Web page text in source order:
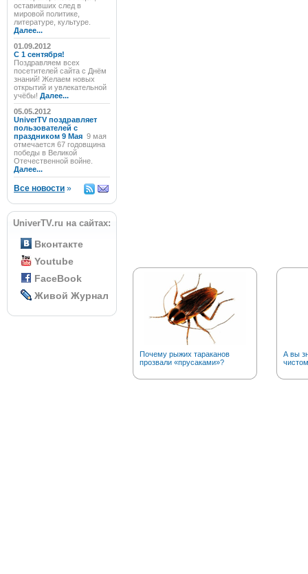
оставивших след в
мировой политике,
литературе, культуре.
Далее...
01.09.2012
C 1 сентября!
Поздравляем всех
посетителей сайта с Днём
знаний! Желаем новых
открытий и увлекательной
учёбы! Далее...
05.05.2012
UniverTV поздравляет
пользователей с
праздником 9 Мая 9 мая
отмечается 67 годовщина
победы в Великой
Отечественной войне.
Далее...
Все новости »
UniverTV.ru на сайтах:
Вконтакте
Youtube
FaceBook
Живой Журнал
Почему рыжих тараканов
прозвали «прусаками»?
А вы